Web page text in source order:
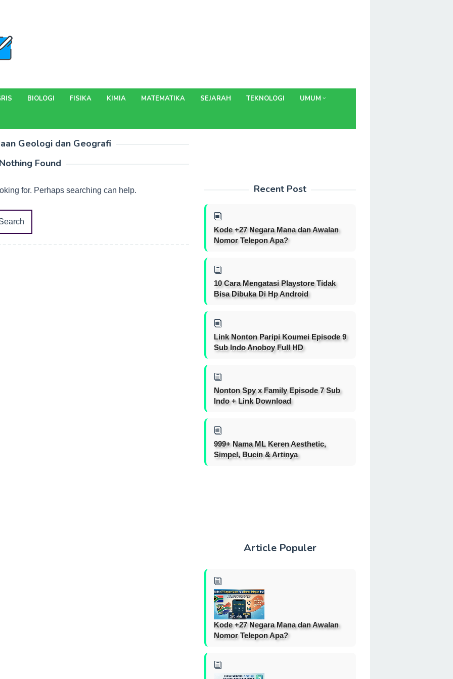
BIOLOGI FISIKA KIMIA MATEMATIKA SEJARAH TEKNOLOGI UMUM
Geologi dan Geografi
Found
for. Perhaps searching can help. Recent Post
Kode +27 Negara Mana dan Awalan
Nomor Telepon Apa?
10 Cara Mengatasi Playstore Tidak
Bisa Dibuka Di Hp Android
Link Nonton Paripi Koumei Episode 9
Sub Indo Anoboy Full HD
Nonton Spy x Family Episode 7 Sub
Indo + Link Download
999+ Nama ML Keren Aesthetic,
Simpel, Bucin & Artinya
Article Populer
Kode +27 Negara Mana dan Awalan
Nomor Telepon Apa?